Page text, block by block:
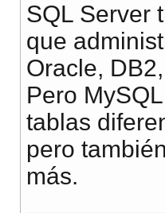
SQL Server
que
Oracle,
Pero
tablas
pero
más.